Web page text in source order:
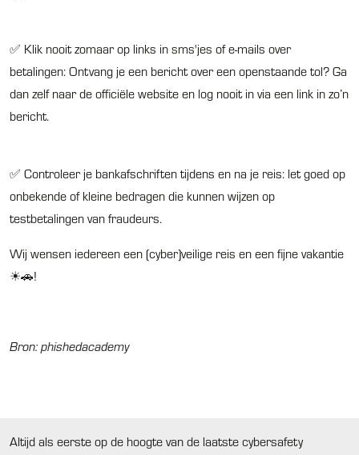
✅ Klik nooit zomaar op links in sms'jes of e-mails over
betalingen: Ontvang je een bericht over een openstaande tol? Ga
dan zelf naar de officiële website en log nooit in via een link in zo’n
bericht.
✅ Controleer je bankafschriften tijdens en na je reis: let goed op
onbekende of kleine bedragen die kunnen wijzen op
testbetalingen van fraudeurs.
Wij wensen iedereen een (cyber)veilige reis en een fijne vakantie
☀🚗!
Bron: phishedacademy
Altijd als eerste op de hoogte van de laatste cybersafety